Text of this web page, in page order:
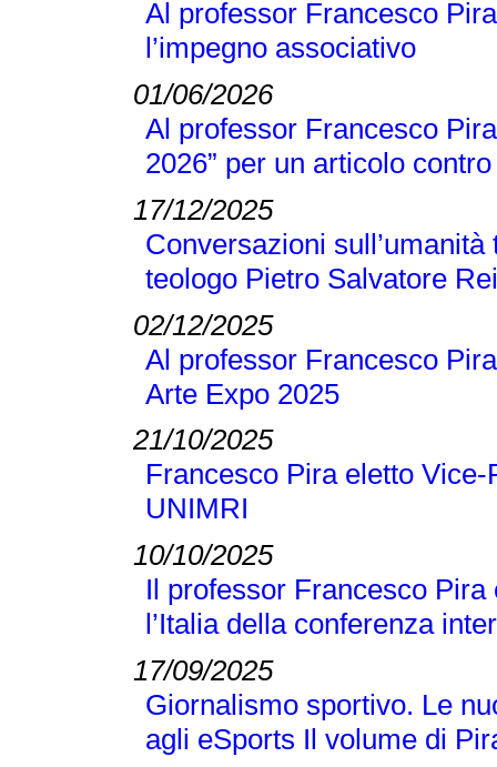
Al professor Francesco
l’impegno associativo
01/06/2026
Al professor Francesco
2026” per un articolo
17/12/2025
Conversazioni
teologo Pietro Salvatore
02/12/2025
Al professor Francesco
Arte Expo 2025
21/10/2025
Francesco Pira eletto
UNIMRI
10/10/2025
Il professor Francesco
l’Italia della conferenza
17/09/2025
Giornalismo sportivo. Le
agli eSports Il volume di